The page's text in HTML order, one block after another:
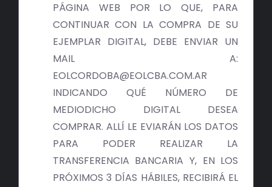
PÁGINA WEB POR LO QUE, PARA
CONTINUAR CON LA COMPRA DE SU
EJEMPLAR DIGITAL, DEBE ENVIAR UN
MAIL A:
EOLCORDOBA@EOLCBA.COM.AR
INDICANDO QUÉ NÚMERO DE
MEDIODICHO DIGITAL DESEA
COMPRAR. ALLÍ LE EVIARÁN LOS DATOS
PARA PODER REALIZAR LA
TRANSFERENCIA BANCARIA Y, EN LOS
PRÓXIMOS 3 DÍAS HÁBILES, RECIBIRÁ EL